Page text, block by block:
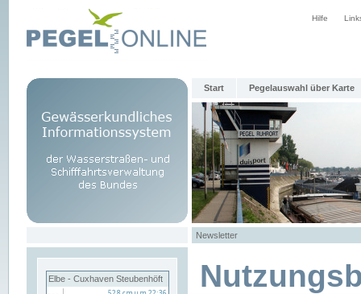
Hilfe
Start Pegelauswahl über Karte
Newsletter
Elbe - Cuxhaven Steubenhöft